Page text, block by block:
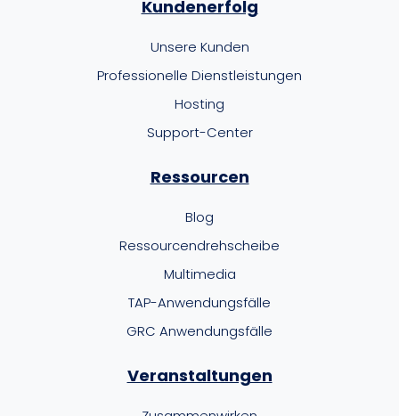
Kundenerfolg
Unsere Kunden
Professionelle Dienstleistungen
Hosting
Support-Center
Ressourcen
Blog
Ressourcendrehscheibe
Multimedia
TAP-Anwendungsfälle
GRC Anwendungsfälle
Veranstaltungen